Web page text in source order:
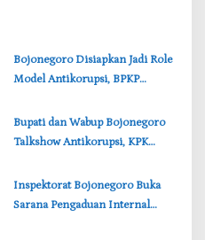
‎Bojonegoro Disiapkan Jadi Role
Model Antikorupsi, BPKP
‎Bupati dan Wabup Bojonegoro
Talkshow Antikorupsi, KPK
Inspektorat Bojonegoro Buka
Sarana Pengaduan Internal